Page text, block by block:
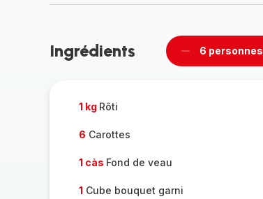
Ingrédients
Supprimer
6 personnes
1 kg Rôti
6 Carottes
1 càs Fond de veau
1 Cube bouquet garni